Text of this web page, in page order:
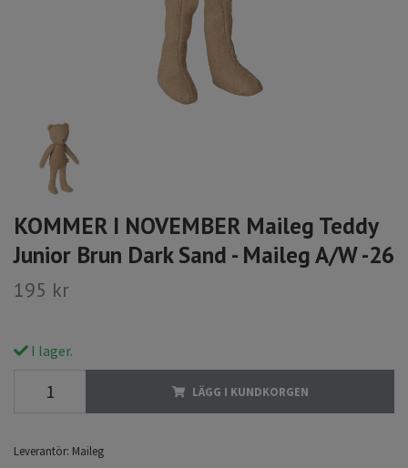
KOMMER I NOVEMBER Maileg Teddy
Junior Brun Dark Sand - Maileg A/W -26
195 kr
I lager.
LÄGG I KUNDKORGEN
Leverantör: Maileg